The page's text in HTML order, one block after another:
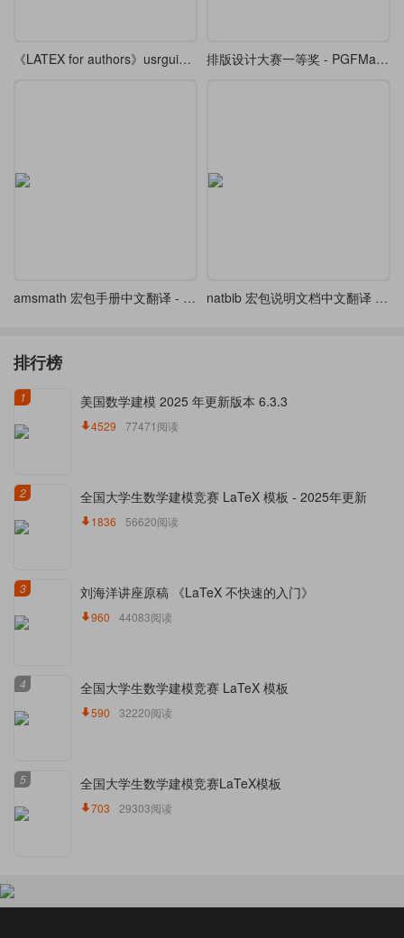
《LATEX for authors》usrguide (historic)文档的中文翻译《面向作者的 LATEX》（历史版本） 排版设计大赛一等奖 - PGFManual 前17章 中译本
amsmath 宏包手册中文翻译 - 向禹老师出品 natbib 宏包说明文档中文翻译 - 含源代码
排行榜
1 美国数学建模 2025 年更新版本 6.3.3
4529 77471阅读
2 全国大学生数学建模竞赛 LaTeX 模板 - 2025年更新
1836 56620阅读
3 刘海洋讲座原稿 《LaTeX 不快速的入门》
960 44083阅读
4 全国大学生数学建模竞赛 LaTeX 模板
590 32220阅读
5 全国大学生数学建模竞赛LaTeX模板
703 29303阅读